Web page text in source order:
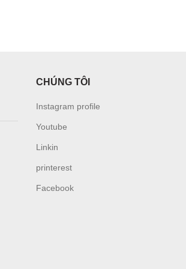
CHÚNG TÔI
Instagram profile
Youtube
Linkin
printerest
Facebook